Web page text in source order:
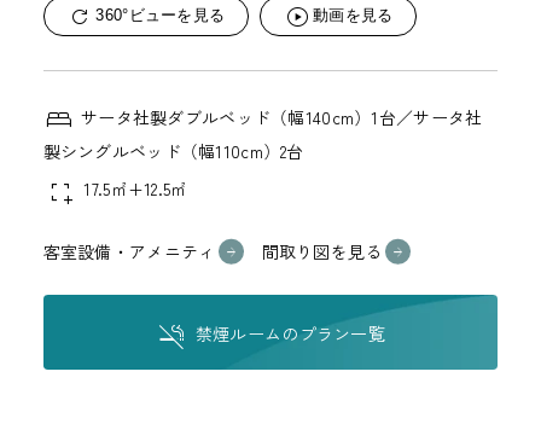
360°ビューを見る 動画を見る
サータ社製ダブルベッド（幅140cm）1台／サータ社
製シングルベッド（幅110cm）2台
17.5㎡+12.5㎡
客室設備・アメニティ 間取り図を見る
禁煙ルームのプラン一覧